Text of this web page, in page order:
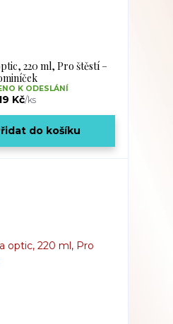
220 ml, Pro štěstí –
Kč/ks
K ODESLÁNÍ
do košíku